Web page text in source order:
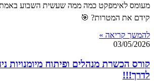
מעומס לאימפקט כמה ממה שעשית השבוע באמת
קידם את המטרות? 🎯
להמשך קריאה »
03/05/2026
קורס הכשרת מנהלים ופיתוח מיומנויות
לדרך!!!